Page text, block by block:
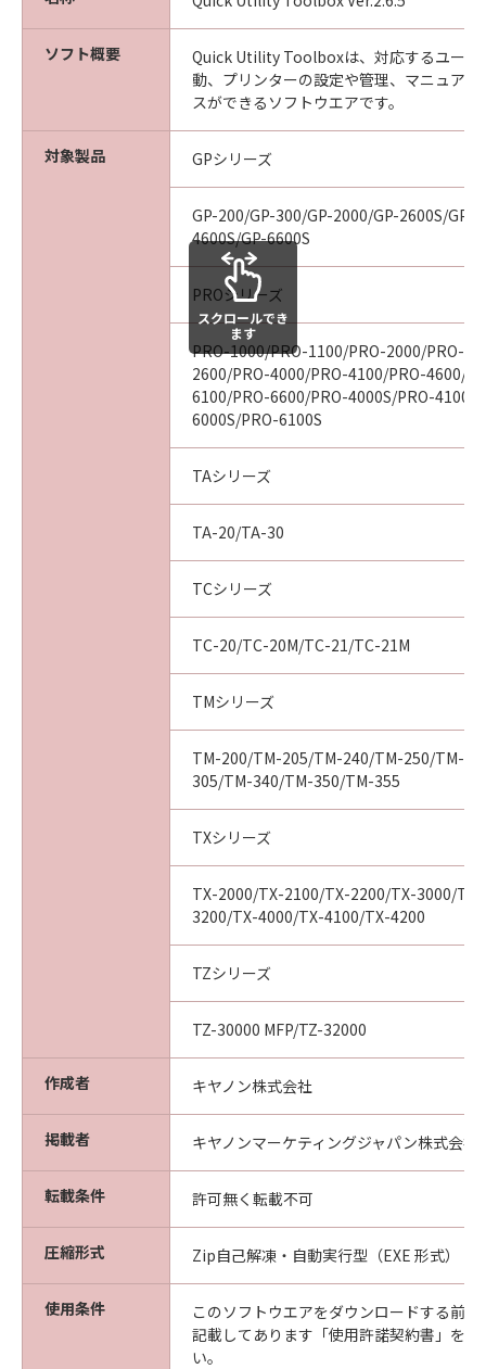
ア」を交換いたします。
保証の否認・免責
(1) 「本ソフトウエア」は、『現状のまま』の
状態で使用許諾されます。キヤノン、キヤノン
の関連会社、それらの販売代理店及び販売店
特定の目的への適合性の保証を含め、いかなる
保証も、明示たると黙示たるとを問わず一切し
(2) キヤノン、キヤノンの関連会社、それらの販
売代理店及び販売店は、「許諾ソフトウエア」
の使用または使用不能から生ずるいかなる損害
（逸失利益及びその他の派生的または付随的な
損害を含むがこれらに限定されない）につい
て、一切の責任を負わないものとします。例
販売代理店及び販売店がかかる損害の可能性に
ついて知らされていた場合でも同様です。
売代理店及び販売店は、「本ソフトウエア」の
使用に起因または関連してお客様と第三者との
間に生じたいかなる紛争についても、一切責任
を負わないものとします。
(4) 以上が、「本ソフトウエア」に関するキヤノ
ン、キヤノンの関連会社、それらの販売代理店
及び販売店のすべての責任であり、お客様の唯
一の救済です。
お客様は、日本国政府または関連する外国政府
より必要な認可等を得ることなしに「本ソフト
ウエア」の全部または一部を、直接または間接
(1) 本契約は、お客様が「本ソフトウエア」を
インストールされた時点で発効し、下記(2)また
は(3)により終了されるまで有効に存続します。
(2) お客様は、「本ソフトウエア」及びその複
本契約を終了させることができます。
(3) キヤノンは、お客様が本契約のいずれかの条
項に違反した場合、直ちに本契約を終了させる
ことができます。
(4) お客様は、上記(3)による本契約の終了後直
ちに、「本ソフトウエア」及びその複製物のす
べてを廃棄及び消去するものとします。
準拠法
本契約は、日本国法に準拠するものとします。
U.S. GOVERNMENT RESTRICTED RIGHTS
NOTICE:
The Software is a "commercial item," as that
term is defined at 48 C.F.R. 2.101 (Oct 1995),
ソフト概要
Quick Utility Toolboxは、対応するユーテ
動、プリンターの設定や管理、マニュア
スができるソフトウエアです。
対象製品 GPシリーズ
GP-200/GP-300/GP-2000/GP-2600S/GP-
4600S/GP-6600S
PROシリーズ
PRO-1000/PRO-1100/PRO-2000/PRO-
2600/PRO-4000/PRO-4100/PRO-4600/
6100/PRO-6600/PRO-4000S/PRO-
6000S/PRO-6100S
TAシリーズ
TA-20/TA-30
TCシリーズ
TC-20/TC-20M/TC-21/TC-21M
TMシリーズ
TM-200/TM-205/TM-240/TM-250/TM-
305/TM-340/TM-350/TM-355
TXシリーズ
TX-2000/TX-2100/TX-2200/TX-3000/
3200/TX-4000/TX-4100/TX-4200
TZシリーズ
TZ-30000 MFP/TZ-32000
作成者 キヤノン株式会社
掲載者 キヤノンマーケティングジャパン株式会社
転載条件 許可無く転載不可
圧縮形式 Zip自己解凍・自動実行型（EXE 形式）
使用条件
このソフトウエアをダウンロードする前
記載してあります「使用許諾契約書」を
い。
スクロールでき
ます